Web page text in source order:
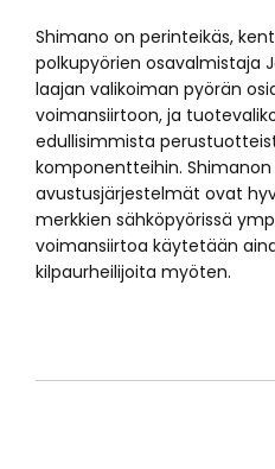
Shimano on perinteikäs,
polkupyörien osavalmistaja
laajan valikoiman pyörän
voimansiirtoon, ja
edullisimmista
komponentteihin. Shimanon
avustusjärjestelmät ovat
merkkien sähköpyörissä
voimansiirtoa käytetään
kilpaurheilijoita myöten.